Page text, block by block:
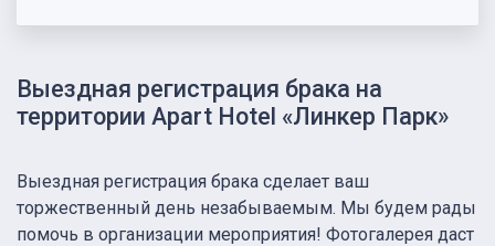
Выездная регистрация брака на
территории Apart Hotel «Линкер Парк»
Выездная регистрация брака сделает ваш
торжественный день незабываемым. Мы будем рады
помочь в организации мероприятия! Фотогалерея даст